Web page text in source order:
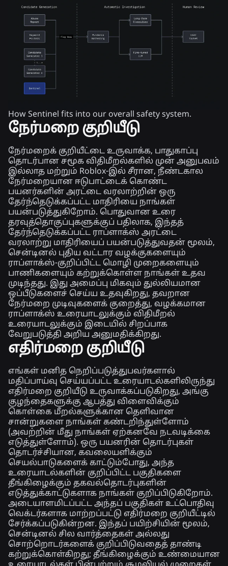
How Sentinel fits into our overall safety system.
நேர்மறை குறியீடு
நேர்மறைக் குறியீட்டை உருவாக்க, பாதுகாப்பு
தொடர்பான சமூக விதிமீறல்களில் முன் அனுபவம்
இல்லாத மற்றும் Roblox-இல் சீரான, நீண்டகால
நேர்மறையான ஈடுபாட்டைக் கொண்ட
பயனர்களின் அரட்டை வரலாற்றின் ஒரு
தேர்ந்தெடுக்கப்பட்ட மாதிரியை நாங்கள்
பயன்படுத்துகிறோம். பொதுவான உரை
தரவுத்தொகுப்புகளுக்குப் பதிலாக, இந்தத்
தேர்ந்தெடுக்கப்பட்ட ராப்ளாக்ஸ் அரட்டை
வரலாற்று மாதிரியைப் பயன்படுத்துவதன் மூலம்,
சென்டினல் புதிய வட்டார வழக்குகளையும்
ராப்ளாக்ஸ்-குறிப்பிட்ட மொழி முறைகளையும்
பாணிகளையும் கற்றுக்கொள்ள நாங்கள் உதவ
முடிந்தது. இது அமைப்பு மிகவும் துல்லியமான
ஒப்பீடுகளைச் செய்ய உதவுகிறது, தவறான
நேர்மறை முடிவுகளைக் குறைத்து, வழக்கமான
ராப்ளாக்ஸ் உரையாடலுக்கும் விதிமீறல்
உரையாடலுக்கும் இடையில் சிறப்பாக
வேறுபடுத்தி அறிய அனுமதிக்கிறது.
எதிர்மறை குறியீடு
எங்கள் மனித நெறிப்படுத்துபவர்களால்
மதிப்பாய்வு செய்யப்பட்ட உரையாடல்களிலிருந்து
எதிர்மறை குறியீடு உருவாக்கப்படுகிறது, அங்கு
குழந்தைகளுக்கு ஆபத்து விளைவிக்கும்
கொள்கை மீறல்களுக்கான தெளிவான
சான்றுகளை நாங்கள் கண்டறிந்துள்ளோம்
(அவற்றின் மீது நாங்கள் ஏற்கனவே நடவடிக்கை
எடுத்துள்ளோம்). ஒரு பயனரின் தொடர்புகள்
தொடர்ச்சியான, கவலையளிக்கும்
செயல்பாடுகளைக் காட்டும்போது, அந்த
உரையாடல்களின் குறிப்பிட்ட பகுதிகளை
தீங்கிழைக்கும் தகவல்தொடர்புகளின்
எடுத்துக்காட்டுகளாக நாங்கள் குறிப்பிடுகிறோம்.
அடையாளமிடப்பட்ட அந்தப் பகுதிகள் உட்பொதிவு
வெக்டர்களாக மாற்றப்பட்டு எதிர்மறை குறியீட்டில்
சேர்க்கப்படுகின்றன. இந்தப் பயிற்சியின் மூலம்,
சென்டினல் சில வார்த்தைகள் அல்லது
சொற்றொடர்களைக் குறிப்பிடுவதைத் தாண்டி
கற்றுக்கொள்கிறது; தீங்கிழைக்கும் உண்மையான